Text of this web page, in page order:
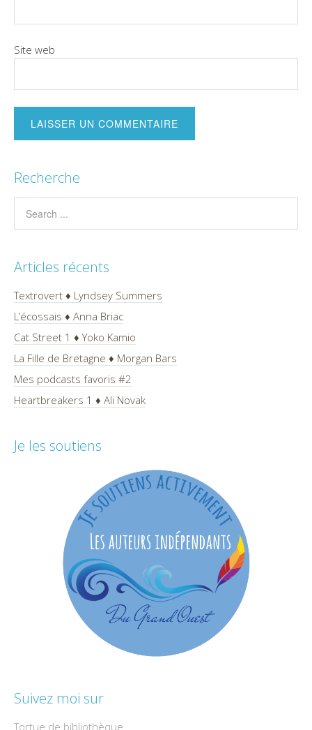
Site web
Recherche
Articles récents
Textrovert ♦ Lyndsey Summers
L’écossais ♦ Anna Briac
Cat Street 1 ♦ Yoko Kamio
La Fille de Bretagne ♦ Morgan Bars
Mes podcasts favoris #2
Heartbreakers 1 ♦ Ali Novak
Je les soutiens
Suivez moi sur
Tortue de bibliothèque